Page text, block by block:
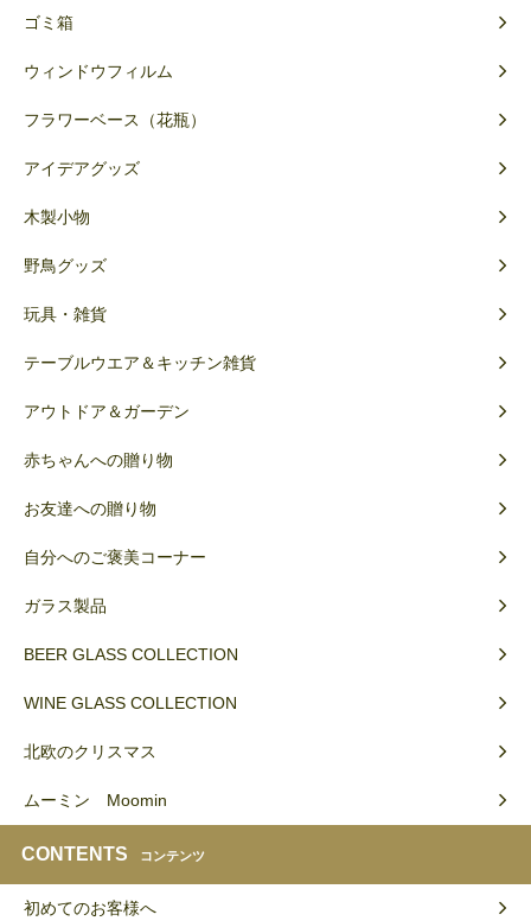
ゴミ箱
ウィンドウフィルム
フラワーベース（花瓶）
アイデアグッズ
木製小物
野鳥グッズ
玩具・雑貨
テーブルウエア＆キッチン雑貨
アウトドア＆ガーデン
赤ちゃんへの贈り物
お友達への贈り物
自分へのご褒美コーナー
ガラス製品
BEER GLASS COLLECTION
WINE GLASS COLLECTION
北欧のクリスマス
ムーミン Moomin
CONTENTS コンテンツ
初めてのお客様へ